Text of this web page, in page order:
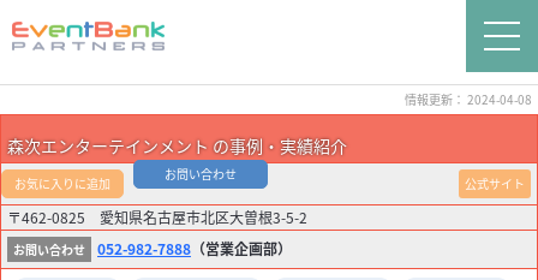
情報更新： 2024-04-08
森次エンターテインメント の事例・実績紹介
お気に入りに追加
〒462-0825 愛知県名古屋市北区大曽根3-5-2
052-982-7888 （営業企画部）
公式サイト
お問い合わせ